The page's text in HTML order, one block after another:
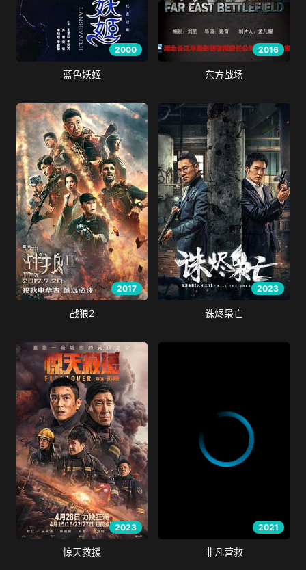
2000
蓝色妖姬
2016
东方战场
2017
战狼2
2023
诛烬枭亡
2023
惊天救援
2021
非凡营救